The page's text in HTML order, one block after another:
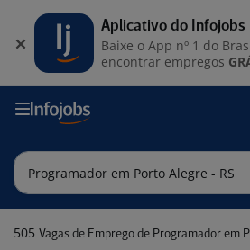
505 Vagas de Emprego de Programador em
Aplicativo do Infojobs
Baixe o App nº 1 do
encontrar empregos